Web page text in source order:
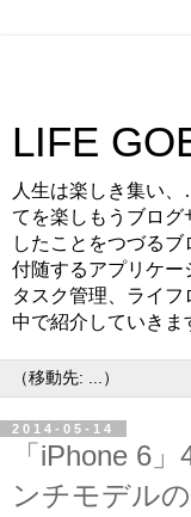
LIFE
人生は楽しき集い
てを楽しもうブログ
したことをつづる
付随するアプリケー
タスク管理、ライ
中で紹介していきま
2014-05-14
「iPhone 6
ンチモデル